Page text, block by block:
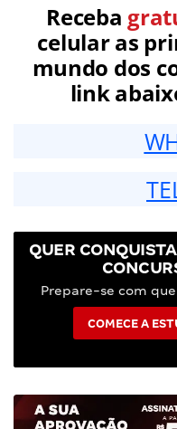
Receba
celular as
mundo dos
link
QUER
Prepare-se com
COMECE A